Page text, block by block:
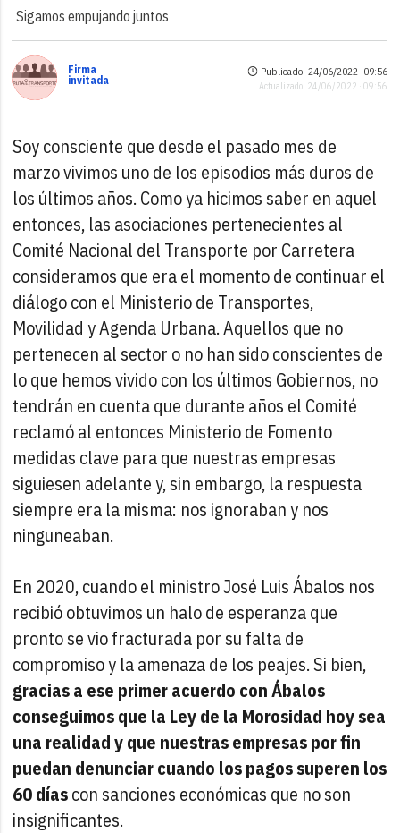
Sigamos empujando juntos
Firma
invitada
Publicado: 24/06/2022 ·09:56
Actualizado: 24/06/2022 · 09:56
Soy consciente que desde el pasado mes de
marzo vivimos uno de los episodios más duros de
los últimos años. Como ya hicimos saber en aquel
entonces, las asociaciones pertenecientes al
Comité Nacional del Transporte por Carretera
consideramos que era el momento de continuar el
diálogo con el Ministerio de Transportes,
Movilidad y Agenda Urbana. Aquellos que no
pertenecen al sector o no han sido conscientes de
lo que hemos vivido con los últimos Gobiernos, no
tendrán en cuenta que durante años el Comité
reclamó al entonces Ministerio de Fomento
medidas clave para que nuestras empresas
siguiesen adelante y, sin embargo, la respuesta
siempre era la misma: nos ignoraban y nos
ninguneaban.
En 2020, cuando el ministro José Luis Ábalos nos
recibió obtuvimos un halo de esperanza que
pronto se vio fracturada por su falta de
compromiso y la amenaza de los peajes. Si bien,
gracias a ese primer acuerdo con Ábalos
conseguimos que la Ley de la Morosidad hoy sea
una realidad y que nuestras empresas por fin
puedan denunciar cuando los pagos superen los
60 díascon sanciones económicas que no son
insignificantes.